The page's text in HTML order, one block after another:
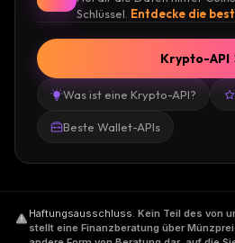
Schlüssel. Entdecke die
Was ist eine Krypto-API?
Beste Wallet-APIs
Krypto-API
Haftungsausschluss. Kein Teil des von
stellt eine Finanzberatung über